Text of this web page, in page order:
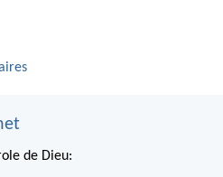
de Dieu: